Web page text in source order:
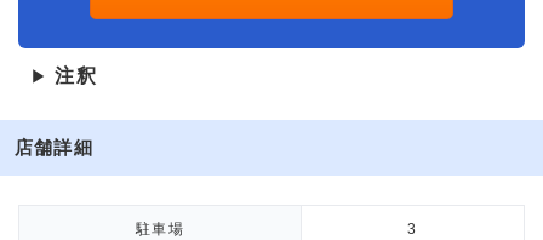
▶ 注釈
店舗詳細
駐車場 3